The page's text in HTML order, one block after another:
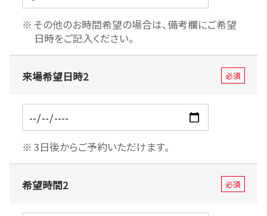
その他のお時間希望の場合は、備考欄にご希望
日時をご記入ください。
来場希望日時2 必須
3日後からご予約いただけます。
希望時間2 必須